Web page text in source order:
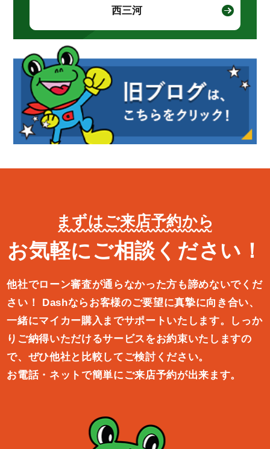
西三河
まずはご来店予約から
お気軽にご相談ください！
他社でローン審査が通らなかった方も諦めないでくだ
さい！
Dashならお客様のご要望に真摯に向き合い、
一緒にマイカー購入ま でサポートいたします。しっか
りご納得いただけるサービスをお約束いたしますの
で、ぜひ他社と比較してご検討ください。
お電話・ネットで簡単にご来店予約が出来ます。